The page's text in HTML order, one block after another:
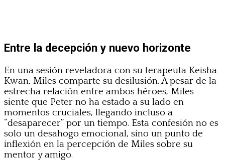
Entre la decepción y nuevo horizonte
En una sesión reveladora con su terapeuta Keisha
Kwan, Miles comparte su desilusión. A pesar de la
estrecha relación entre ambos héroes, Miles
siente que Peter no ha estado a su lado en
momentos cruciales, llegando incluso a
“desaparecer” por un tiempo. Esta confesión no es
solo un desahogo emocional, sino un punto de
inflexión en la percepción de Miles sobre su
mentor y amigo.